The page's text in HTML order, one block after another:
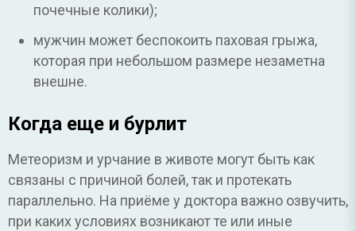
почечные колики);
мужчин может беспокоить паховая грыжа,
которая при небольшом размере незаметна
внешне.
Когда еще и бурлит
Метеоризм и урчание в животе могут быть как
связаны с причиной болей, так и протекать
параллельно. На приёме у доктора важно озвучить,
при каких условиях возникают те или иные